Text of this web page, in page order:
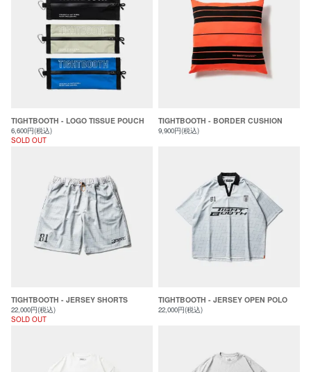
TIGHTBOOTH - LOGO TISSUE POUCH
6,600円(税込)
SOLD OUT
TIGHTBOOTH - BORDER CUSHION
9,900円(税込)
TIGHTBOOTH - JERSEY SHORTS
22,000円(税込)
SOLD OUT
TIGHTBOOTH - JERSEY OPEN POLO
22,000円(税込)